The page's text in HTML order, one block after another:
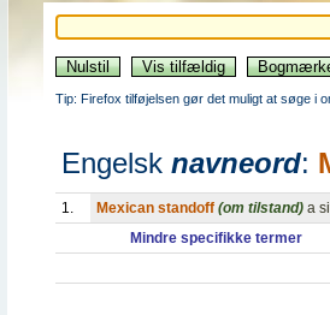
Tip: Firefox tilføjelsen gør det muligt at søge i
Engelsk navneord:
1. Mexican standoff (om tilstand) a
Mindre specifikke termer